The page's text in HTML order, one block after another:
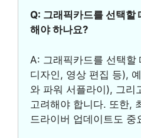
Q: 그래픽카드를 선택할
해야 하나요?
A: 그래픽카드를 선택할
디자인, 영상 편집 등),
와 파워 서플라이), 그리
고려해야 합니다. 또한,
드라이버 업데이트도 중